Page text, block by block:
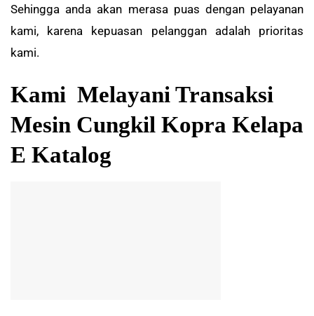
Sehingga anda akan merasa puas dengan pelayanan
kami, karena kepuasan pelanggan adalah prioritas
kami.
Kami Melayani Transaksi
Mesin Cungkil Kopra Kelapa
E Katalog